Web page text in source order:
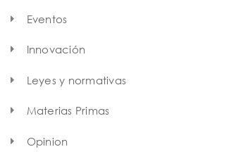
Eventos
Innovación
Leyes y normativas
Materias Primas
Opinion